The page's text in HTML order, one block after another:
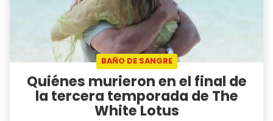
BAÑO DE SANGRE
Quiénes murieron en el final de
la tercera temporada de The
White Lotus